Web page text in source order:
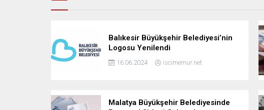
Balıkesir Büyükşehir Belediyesi’nin
Logosu Yenilendi
16.06.2024 iscimemur.net
Malatya Büyükşehir Belediyesinde